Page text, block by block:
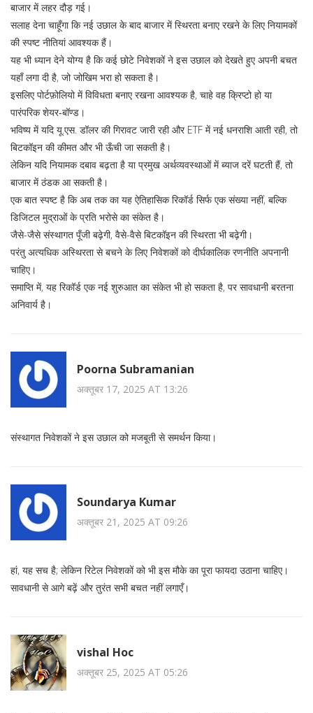
बाजार में लहर दौड़ गई।
सलाह देना चाहूँगा कि नई उछाल के बाद बाजार में स्थिरता बनाए रखने के लिए नियामकों
की स्पष्ट नीतियां आवश्यक हैं।
यह भी ध्यान देने योग्य है कि कई छोटे निवेशकों ने इस उछाल को देखते हुए अपनी बचत
यहाँ लगा दी है, जो जोखिम भरा हो सकता है।
इसलिए पोर्टफ़ोलियो में विविधता बनाए रखना आवश्यक है, चाहे वह क्रिप्टो हो या
पारंपरिक शेयर‑बॉण्ड।
भविष्य में यदि यू.एस. डॉलर की गिरावट जारी रही और ETF में नई धनराशि आती रही, तो
बिटकॉइन की कीमत और भी ऊँची जा सकती है।
लेकिन यदि नियामक दबाव बढ़ता है या प्रमुख अर्थव्यवस्थाओं में ब्याज दरें घटती हैं, तो
बाजार में ठंडक आ सकती है।
एक बात स्पष्ट है कि अब तक का यह ऐतिहासिक रिकॉर्ड सिर्फ एक संख्या नहीं, बल्कि
डिजिटल मुद्राओं के प्रति भरोसे का संकेत है।
जैसे-जैसे संस्थागत पूँजी बढ़ेगी, वैसे-वैसे बिटकॉइन की स्थिरता भी बढ़ेगी।
परंतु अत्यधिक अस्थिरता से बचने के लिए निवेशकों को दीर्घकालिक रणनीति अपनानी
चाहिए।
समाप्ति में, यह रिकॉर्ड एक नई शुरुआत का संकेत भी हो सकता है, पर सावधानी बरतना
अनिवार्य है।
Poorna Subramanian
अक्तूबर 17, 2025 AT 13:26
संस्थागत निवेशकों ने इस उछाल को मजबूती से समर्थन किया।
Soundarya Kumar
अक्तूबर 21, 2025 AT 09:26
हां, यह सच है; लेकिन रिटेल निवेशकों को भी इस मौके का पूरा फायदा उठाना चाहिए।
सावधानी से आगे बढ़ें और तुरंत सभी बचत नहीं लगाएँ।
vishal Hoc
अक्तूबर 25, 2025 AT 05:26